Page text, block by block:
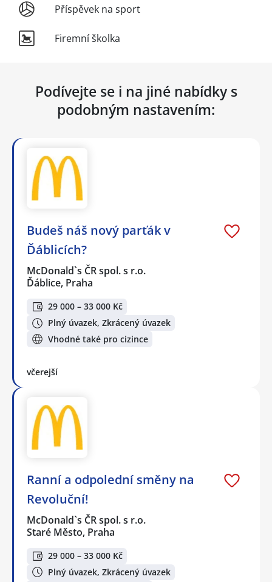
Příspěvek na sport
Firemní školka
Podívejte se i na jiné nabídky s
podobným nastavením:
Budeš náš nový parťák v
Ďáblicích?
McDonald`s ČR spol. s r.o.
Ďáblice, Praha
29 000 – 33 000 Kč
Plný úvazek, Zkrácený úvazek
Vhodné také pro cizince
včerejší
Ranní a odpolední směny na
Revoluční!
McDonald`s ČR spol. s r.o.
Staré Město, Praha
29 000 – 33 000 Kč
Plný úvazek, Zkrácený úvazek